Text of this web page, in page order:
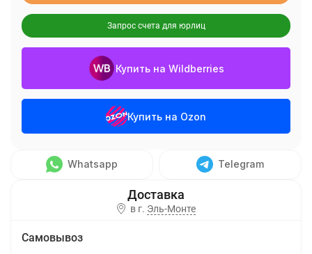
Запрос счета для юрлиц
Купить на Wildberries
Купить на Ozon
Whatsapp Telegram
в г. Эль-Монте
Самовывоз